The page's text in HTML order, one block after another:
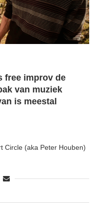
free improv de
van muziek
is meestal
Circle (aka Peter Houben)